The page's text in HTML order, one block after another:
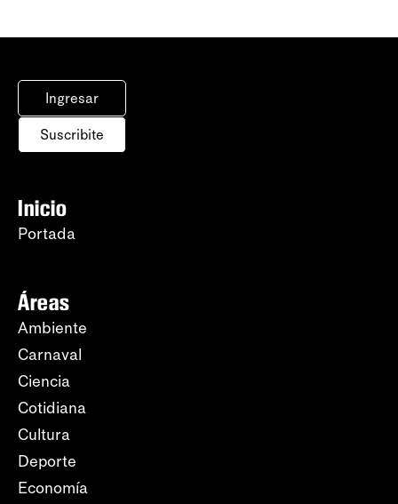
Ingresar
Suscribite
Inicio
Portada
Áreas
Ambiente
Carnaval
Ciencia
Cotidiana
Cultura
Deporte
Economía